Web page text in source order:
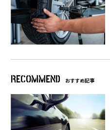
RECOMMEND おすすめ記事